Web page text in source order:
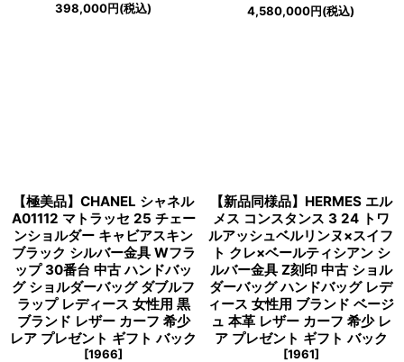
398,000円(税込) 4,580,000円(税込)
【極美品】CHANEL シャネル
A01112 マトラッセ 25 チェー
ンショルダー キャビアスキン
ブラック シルバー金具 Wフラ
ップ 30番台 中古 ハンドバッ
グ ショルダーバッグ ダブルフ
ラップ レディース 女性用 黒
ブランド レザー カーフ 希少
レア プレゼント ギフト バック
[1966]
【新品同様品】HERMES エル
メス コンスタンス 3 24 トワ
ルアッシュベルリンヌ×スイフ
ト クレ×ベールティシアン シ
ルバー金具 Z刻印 中古 ショル
ダーバッグ ハンドバッグ レデ
ィース 女性用 ブランド ベージ
ュ 本革 レザー カーフ 希少 レ
ア プレゼント ギフト バック
[1961]